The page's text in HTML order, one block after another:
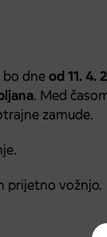
bo dneod 11. 4.
. Med
zamude.
prijetno vožnjo.